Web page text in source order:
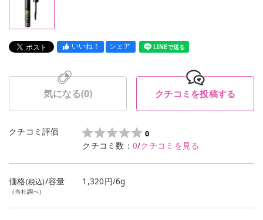
いいね！ シェア LINEで送る
気になる(0) クチコミを投稿する
クチコミ評価 0
クチコミ数： 0/クチコミを見る
価格(税込)/容量
（当社調べ）
1,320円/6g